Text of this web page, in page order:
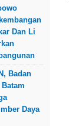
Dan Li
Badan
Daya